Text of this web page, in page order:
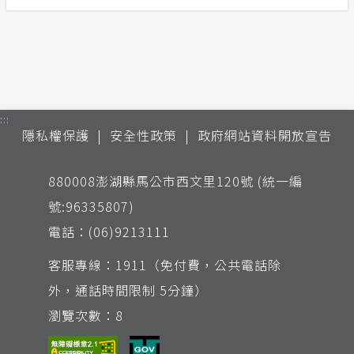
:::
隱私權保護 安全性政策 政府網站資料開放宣告
880008澎湖縣馬公市西文里120號 (統一編
號:96335807)
電話：(06)9213111
客服專線：1911（免付費，公共電話除
外，通話時間限制 5分鐘）
瀏覽次數：8